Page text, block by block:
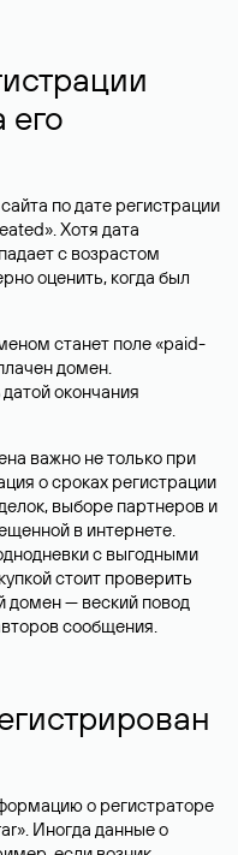
его
по дате регистрации
Хотя дата
с возрастом
оценить, когда был
станет поле «paid-
домен.
окончания
важно не только при
о сроках регистрации
выборе партнеров и
в интернете.
с выгодными
стоит проверить
домен — веский повод
сообщения.
о регистраторе
Иногда данные о